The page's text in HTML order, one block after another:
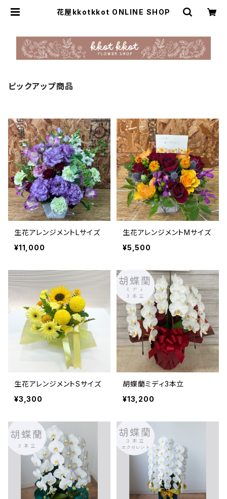
花屋kkotkkot ONLINE SHOP
ピックアップ商品
生花アレンジメントLサイズ
¥11,000
生花アレンジメントMサイズ
¥5,500
生花アレンジメントSサイズ
¥3,300
胡蝶蘭ミディ3本立
¥13,200